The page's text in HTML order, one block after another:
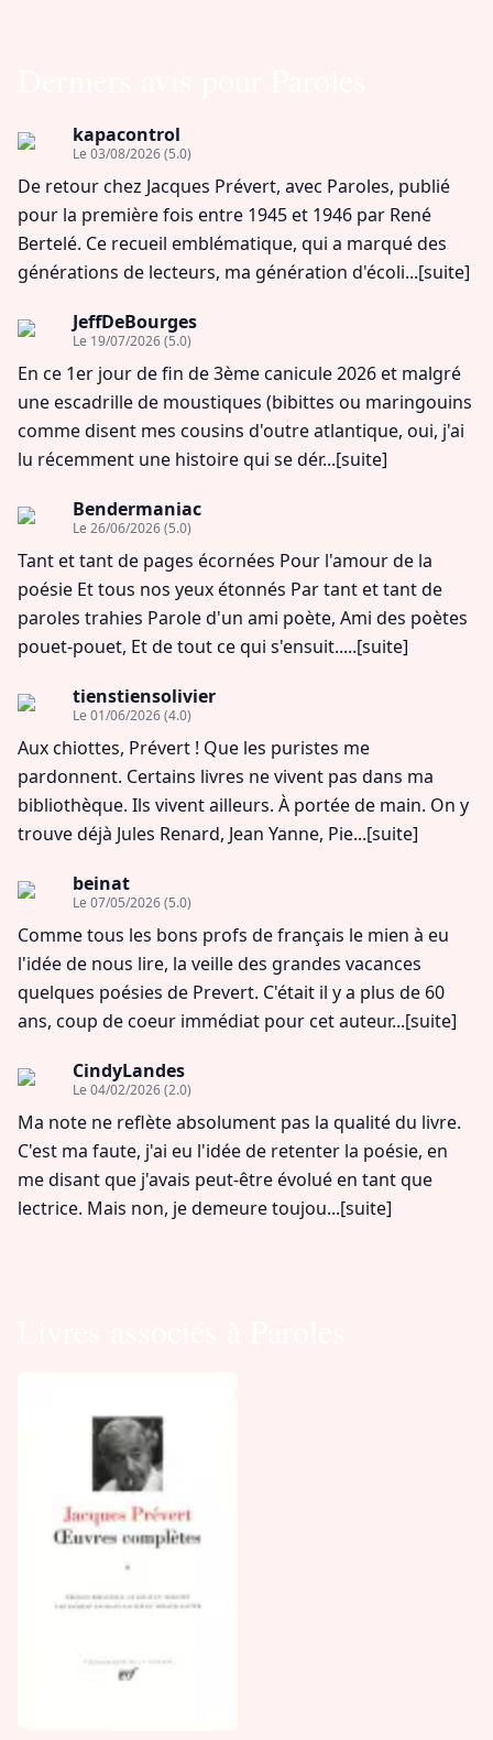
kapacontrol
Le 03/08/2026(5.0)
De retour chez Jacques Prévert, avec Paroles, publié
pour la première fois entre 1945 et 1946 par René
Bertelé. Ce recueil emblématique, qui a marqué des
générations de lecteurs, ma génération d'écoli...[suite]
JeffDeBourges
Le 19/07/2026(5.0)
En ce 1er jour de fin de 3ème canicule 2026 et malgré
une escadrille de moustiques (bibittes ou maringouins
comme disent mes cousins d'outre atlantique, oui, j'ai
lu récemment une histoire qui se dér...[suite]
Bendermaniac
Le 26/06/2026(5.0)
Tant et tant de pages écornées Pour l'amour de la
poésie Et tous nos yeux étonnés Par tant et tant de
paroles trahies Parole d'un ami poète, Ami des poètes
pouet-pouet, Et de tout ce qui s'ensuit.....[suite]
tienstiensolivier
Le 01/06/2026(4.0)
Aux chiottes, Prévert ! Que les puristes me
pardonnent. Certains livres ne vivent pas dans ma
bibliothèque. Ils vivent ailleurs. À portée de main. On y
trouve déjà Jules Renard, Jean Yanne, Pie...[suite]
beinat
Le 07/05/2026(5.0)
Comme tous les bons profs de français le mien à eu
l'idée de nous lire, la veille des grandes vacances
quelques poésies de Prevert. C'était il y a plus de 60
ans, coup de coeur immédiat pour cet auteur...[suite]
CindyLandes
Le 04/02/2026(2.0)
Ma note ne reflète absolument pas la qualité du livre.
C'est ma faute, j'ai eu l'idée de retenter la poésie, en
me disant que j'avais peut-être évolué en tant que
lectrice. Mais non, je demeure toujou...[suite]